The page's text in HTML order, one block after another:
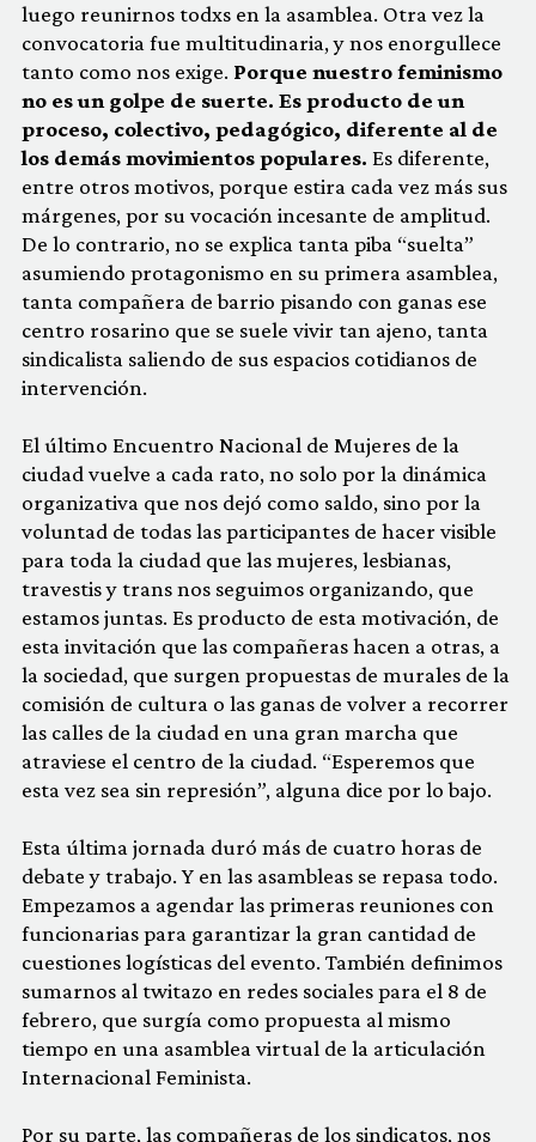
luego reunirnos todxs en la asamblea. Otra vez la
convocatoria fue multitudinaria, y nos enorgullece
tanto como nos exige. Porque nuestro feminismo
no es un golpe de suerte. Es producto de un
proceso, colectivo, pedagógico, diferente al de
los demás movimientos populares. Es diferente,
entre otros motivos, porque estira cada vez más sus
márgenes, por su vocación incesante de amplitud.
De lo contrario, no se explica tanta piba “suelta”
asumiendo protagonismo en su primera asamblea,
tanta compañera de barrio pisando con ganas ese
centro rosarino que se suele vivir tan ajeno, tanta
sindicalista saliendo de sus espacios cotidianos de
intervención.
El último Encuentro Nacional de Mujeres de la
ciudad vuelve a cada rato, no solo por la dinámica
organizativa que nos dejó como saldo, sino por la
voluntad de todas las participantes de hacer visible
para toda la ciudad que las mujeres, lesbianas,
travestis y trans nos seguimos organizando, que
estamos juntas. Es producto de esta motivación, de
esta invitación que las compañeras hacen a otras, a
la sociedad, que surgen propuestas de murales de la
comisión de cultura o las ganas de volver a recorrer
las calles de la ciudad en una gran marcha que
atraviese el centro de la ciudad. “Esperemos que
esta vez sea sin represión”, alguna dice por lo bajo.
Esta última jornada duró más de cuatro horas de
debate y trabajo. Y en las asambleas se repasa todo.
Empezamos a agendar las primeras reuniones con
funcionarias para garantizar la gran cantidad de
cuestiones logísticas del evento. También definimos
sumarnos al twitazo en redes sociales para el 8 de
febrero, que surgía como propuesta al mismo
tiempo en una asamblea virtual de la articulación
Internacional Feminista.
Por su parte, las compañeras de los sindicatos, nos